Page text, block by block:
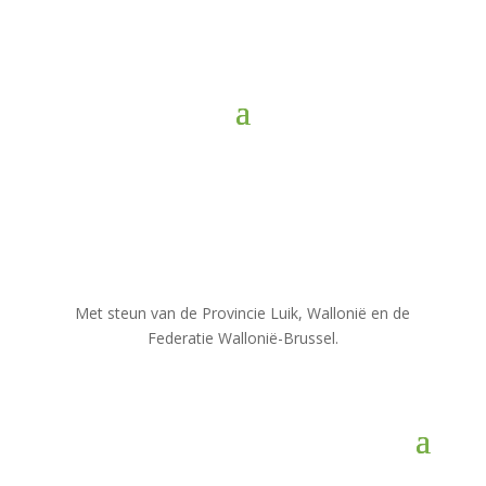
Met steun van de Provincie Luik, Wallonië en de
Federatie Wallonië-Brussel.